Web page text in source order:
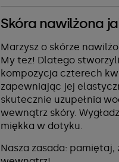
Skóra nawilżona
Marzysz o skórze
My też! Dlatego
kompozycja czterech
zapewniając jej
skutecznie uzupełnia
wewnątrz skóry.
miękka w dotyku.
Nasza zasada: